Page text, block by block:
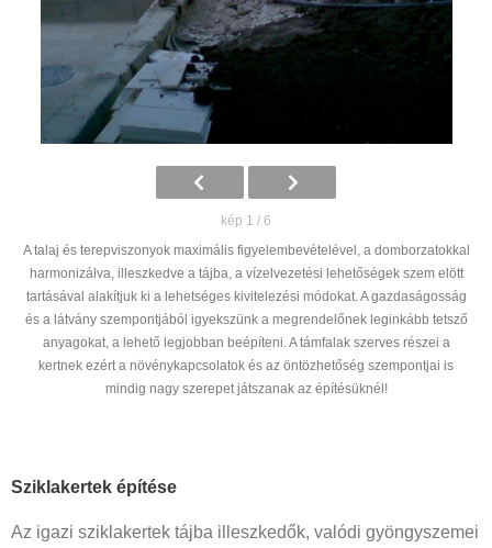
kép 1 / 6
A talaj és terepviszonyok maximális figyelembevételével, a domborzatokkal
harmonizálva, illeszkedve a tájba, a vízelvezetési lehetőségek szem elött
tartásával alakítjuk ki a lehetséges kivitelezési módokat. A gazdaságosság
és a látvány szempontjából igyekszünk a megrendelőnek leginkább tetsző
anyagokat, a lehető legjobban beépíteni. A támfalak szerves részei a
kertnek ezért a növénykapcsolatok és az öntözhetőség szempontjai is
mindig nagy szerepet játszanak az építésüknél!
Sziklakertek építése
Az igazi sziklakertek tájba illeszkedők, valódi gyöngyszemei